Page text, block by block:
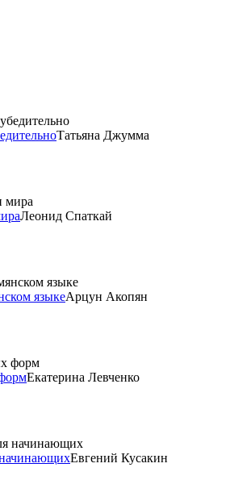
Татьяна Джумма
Леонид Спаткай
языкеАрцун Акопян
Екатерина Левченко
Евгений Кусакин